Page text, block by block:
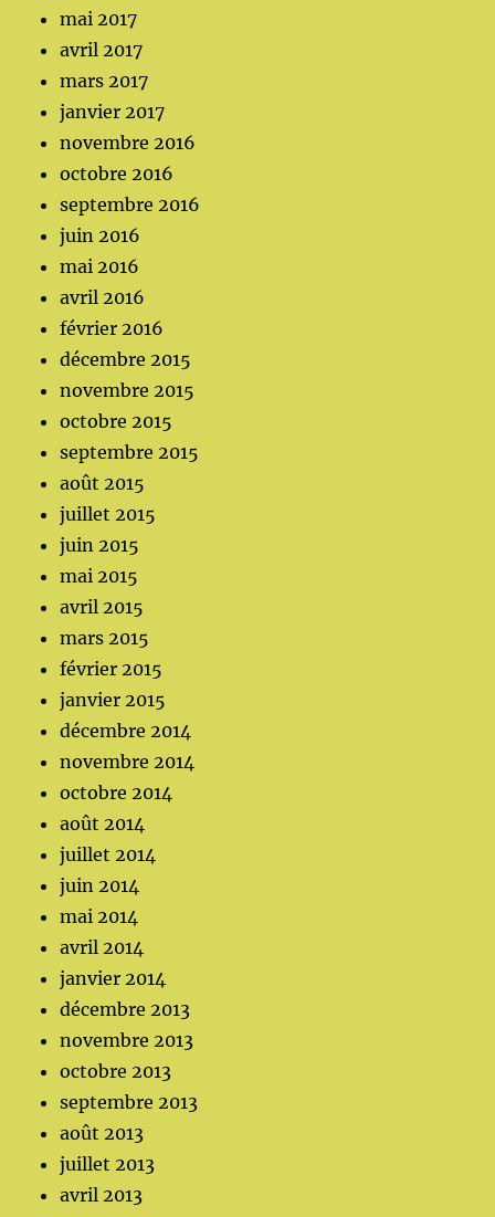
mai 2017
avril 2017
mars 2017
janvier 2017
novembre 2016
octobre 2016
septembre 2016
juin 2016
mai 2016
avril 2016
février 2016
décembre 2015
novembre 2015
octobre 2015
septembre 2015
août 2015
juillet 2015
juin 2015
mai 2015
avril 2015
mars 2015
février 2015
janvier 2015
décembre 2014
novembre 2014
octobre 2014
août 2014
juillet 2014
juin 2014
mai 2014
avril 2014
janvier 2014
décembre 2013
novembre 2013
octobre 2013
septembre 2013
août 2013
juillet 2013
avril 2013